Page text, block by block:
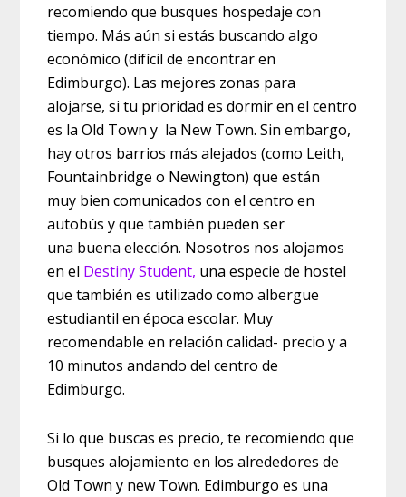
recomiendo que busques hospedaje con
tiempo. Más aún si estás buscando algo
económico (difícil de encontrar en
Edimburgo). Las mejores zonas para
alojarse, si tu prioridad es dormir en el centro
es la Old Town y la New Town. Sin embargo,
hay otros barrios más alejados (como Leith,
Fountainbridge o Newington) que están
muy bien comunicados con el centro en
autobús y que también pueden ser
una buena elección. Nosotros nos alojamos
en el Destiny Student, una especie de hostel
que también es utilizado como albergue
estudiantil en época escolar. Muy
recomendable en relación calidad- precio y a
10 minutos andando del centro de
Edimburgo.
Si lo que buscas es precio, te recomiendo que
busques alojamiento en los alrededores de
Old Town y new Town. Edimburgo es una